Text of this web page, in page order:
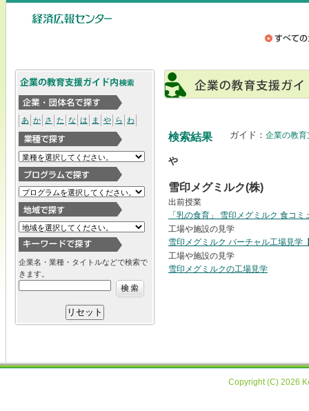
あ か さ た な は ま や ら わ
企業名・業種・タイトルなどで検索で
きます。
検索結果 ガイド： 企業の教
や
雪印メグミルク(株)
出前授業
「乳の食育」 雪印メグミルク 食コミ
工場や施設の見学
雪印メグミルク バーチャル工場見学
工場や施設の見学
雪印メグミルクの工場見学
Copyright (C) 2026